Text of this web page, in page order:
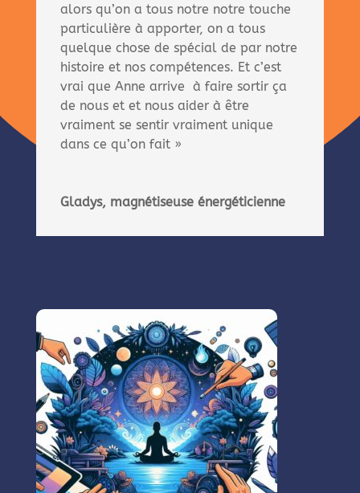
alors qu’on a tous notre notre touche
particulière à apporter, on a tous
quelque chose de spécial de par notre
histoire et nos compétences. Et c’est
vrai que Anne arrive à faire sortir ça
de nous et et nous aider à être
vraiment se sentir vraiment unique
dans ce qu’on fait »
Gladys, magnétiseuse énergéticienne